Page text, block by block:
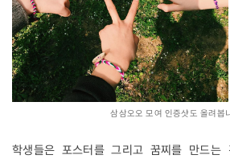
삼삼오오 모여 인증샷도 올려봅
학생들은 포스터를 그리고 꿈찌를 만드